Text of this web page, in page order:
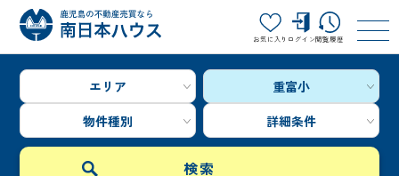
お気に入り ログイン閲覧履歴
エリア
重富小
物件種別
詳細条件